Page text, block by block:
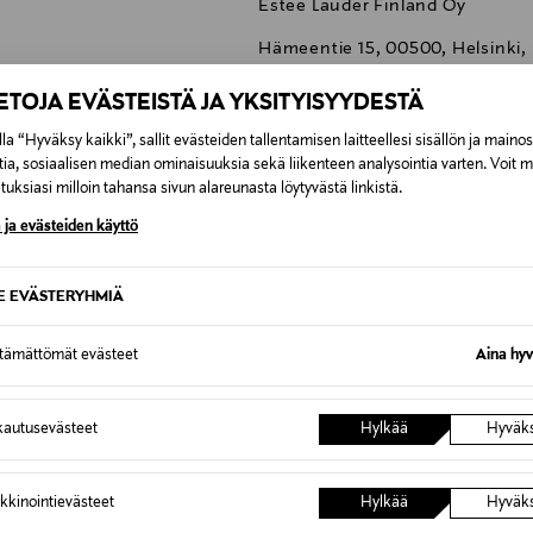
EVÄSTEISTÄ JA YKSITYISYYDESTÄ
“Hyväksy kaikki”, sallit evästeiden tallentamisen laitteellesi sisällön ja
sosiaalisen median ominaisuuksia sekä liikenteen analysointia varten. Voit
milloin tahansa sivun alareunasta löytyvästä linkistä.
ja evästeiden käyttö
EVÄSTERYHMIÄ
evästeet Aina
Hylkää
Hylkää
Estee Lauder Finland Oy
Hämeentie 15, 00500, Helsinki,
csfinland@fi.estee.com
clinique, meikkivoide, peiteaine,
7,90 €–50,00 € kuljetusyhtiöstä ja
Alk. 6,90 €, kun toimitus on
tilaukseesi. Voit palauttaa tilaamasi tuotteen 30 vuorokauden
NÄISTÄ